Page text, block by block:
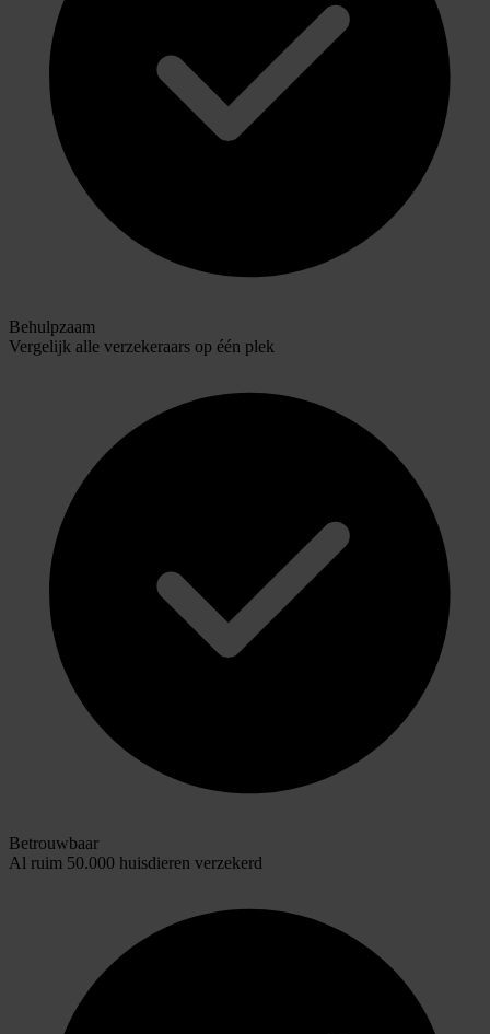
Behulpzaam
Vergelijk alle verzekeraars op één plek
Betrouwbaar
Al ruim 50.000 huisdieren verzekerd